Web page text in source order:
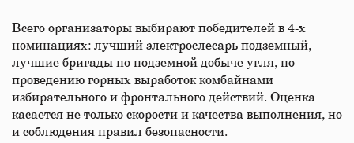
Всего организаторы выбирают победителей в 4-х
номинациях: лучший электрослесарь подземный,
лучшие бригады по подземной добыче угля, по
проведению горных выработок комбайнами
избирательного и фронтального действий. Оценка
касается не только скорости и качества выполнения, но
и соблюдения правил безопасности.